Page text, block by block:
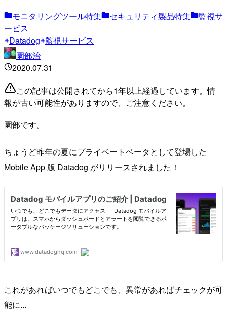
モニタリングツール特集 セキュリティ製品特集
監視サ
ービス
Datadog 監視サービス
園部治
2020.07.31
この記事は公開されてから1年以上経過しています。情
報が古い可能性がありますので、ご注意ください。
園部です。
ちょうど昨年の夏にプライベートベータとして登場した
Mobile App 版 Datadog がリリースされました！
これがあればいつでもどこでも、異常があればチェックが可
能に...